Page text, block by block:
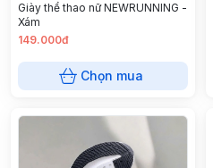
Giày thể thao nữ NEWRUNNING -
Xám
149.000đ
Chọn mua